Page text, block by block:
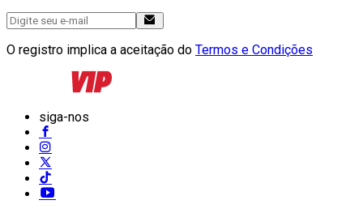
O registro implica a aceitação do Termos e Condições
siga-nos